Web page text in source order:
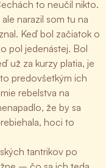
to neučil nikto.
narazil som tu na
Keď bol začiatok o
pol jedenástej. Bol
už za kurzy platia, je
predovšetkým ich
rebelstva na
že by sa
hoci to
tantrikov po